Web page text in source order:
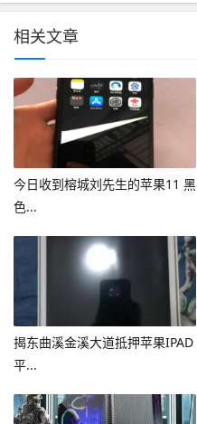
相关文章
今日收到榕城刘先生的苹果11 黑
色...
揭东曲溪金溪大道抵押苹果IPAD
平...